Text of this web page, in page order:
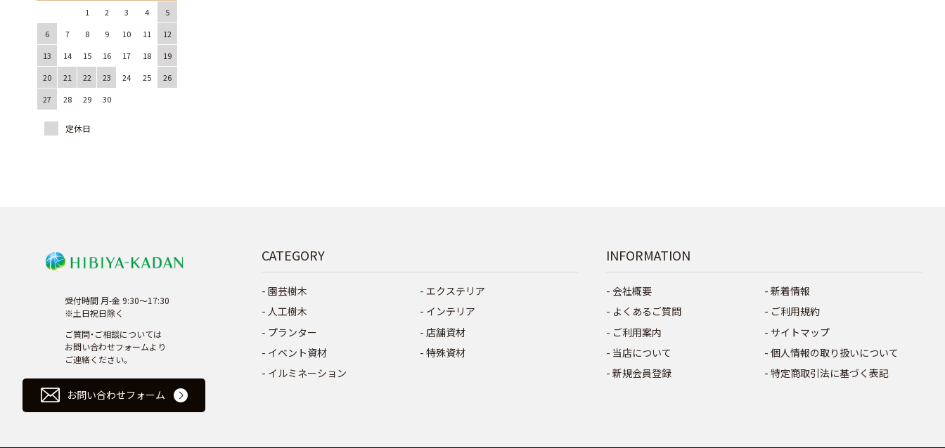
1
2 3 4
5
6
7 8 9 10 11
12
13
14 15 16 17 18
19
20
21 22 23 24 25
26
27
28 29 30
受付時間 月-金 9:30～17:30
※土日祝日除く
ご質問・ご相談については
お問い合わせフォームより
ご連絡ください。
お問い合わせフォーム
CATEGORY
園芸樹木
人工樹木
プランター
イベント資材
イルミネーション
エクステリア
インテリア
店舗資材
特殊資材
INFORMATION
会社概要
よくあるご質問
ご利用案内
当店について
新規会員登録
新着情報
ご利用規約
サイトマップ
個人情報の取り扱いについて
特定商取引法に基づく表記